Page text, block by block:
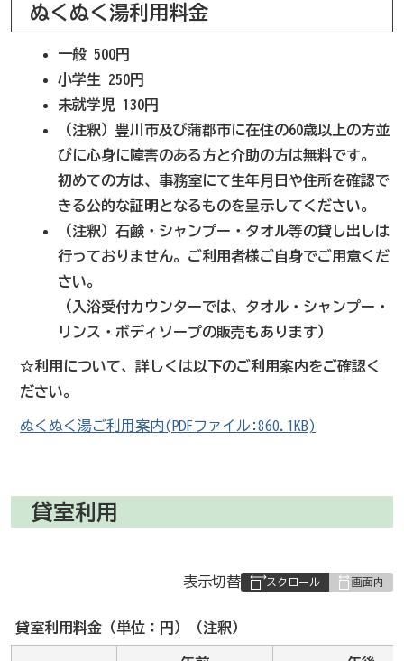
ぬくぬく湯利用料金
一般 500円
小学生 250円
未就学児 130円
（注釈）豊川市及び蒲郡市に在住の60歳以上の方並
びに心身に障害のある方と介助の方は無料です。
初めての方は、事務室にて生年月日や住所を確認で
きる公的な証明となるものを呈示してください。
（注釈）石鹸・シャンプー・タオル等の貸し出しは
行っておりません。ご利用者様ご自身でご用意くだ
さい。
（入浴受付カウンターでは、タオル・シャンプー・
リンス・ボディソープの販売もあります）
☆利用について、詳しくは以下のご利用案内をご確認く
ださい。
ぬくぬく湯ご利用案内(PDFファイル:860.1KB)
貸室利用
表
み
の
表示切替
貸室利用料金（単位：円）（注釈）